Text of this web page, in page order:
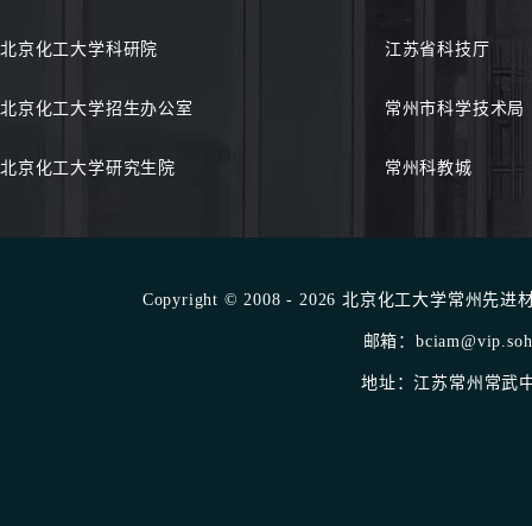
北京化工大学科研院 江苏省科技厅
北京化工大学招生办公室 常州市科学技术局
北京化工大学研究生院 常州科教城
Copyright © 2008 - 2026 北京化工大学常州先进
邮箱：
地址：江苏常州常武